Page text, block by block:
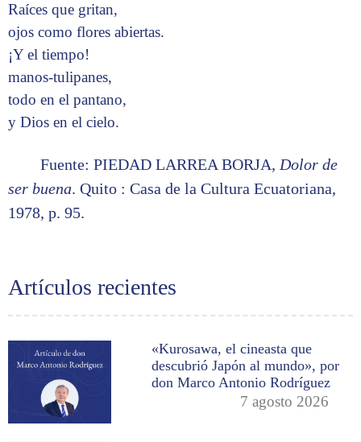
Artículos recientes
«Kurosawa, el cineasta que
descubrió Japón al mundo», por
don Marco Antonio Rodríguez
7 agosto 2026
Raíces que gritan,
ojos como flores abiertas.
¡Y el tiempo!
manos-tulipanes,
todo en el pantano,
y Dios en el cielo.
Fuente: PIEDAD LARREA BORJA, Dolor de
ser buena. Quito : Casa de la Cultura Ecuatoriana,
1978, p. 95.